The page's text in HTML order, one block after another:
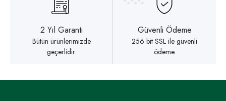
2 Yıl Garanti
Bütün ürünlerimizde
geçerlidir.
Güvenli Ödeme
256 bit SSL ile güvenli
ödeme.